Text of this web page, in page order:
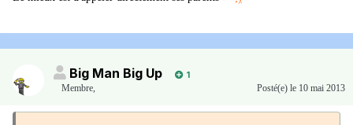
Big Man Big Up
1
Membre, Posté(e) le 10 mai 2013